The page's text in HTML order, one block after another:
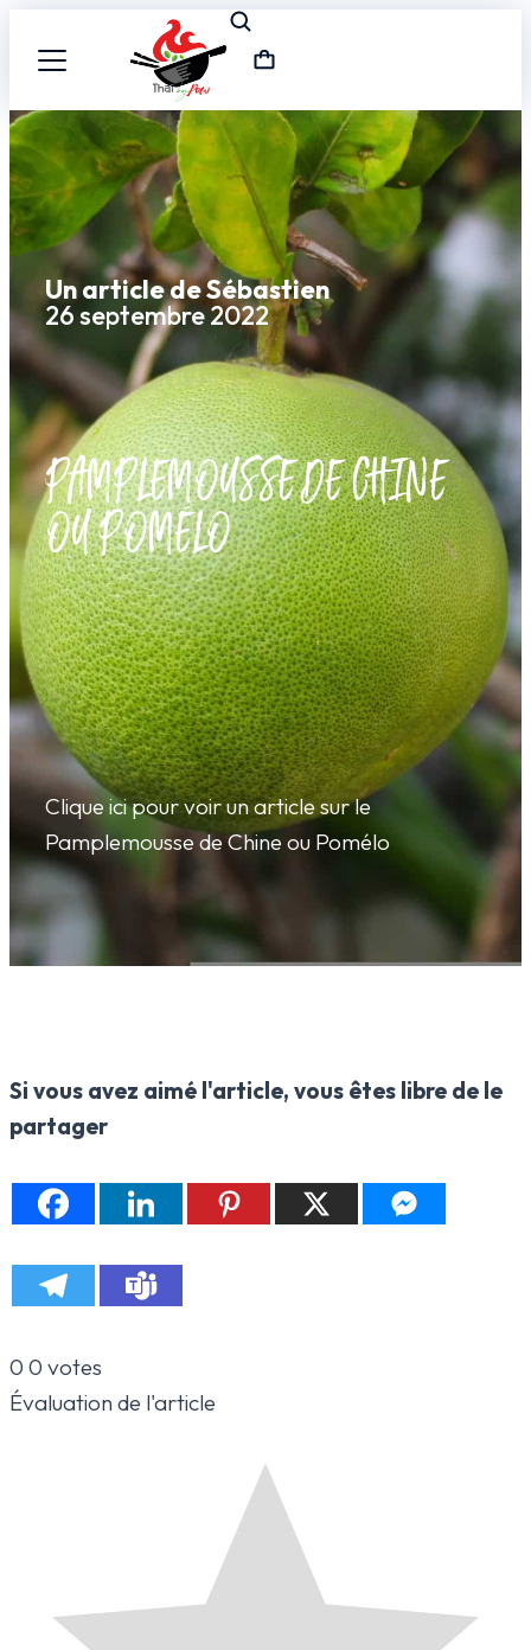
Un article de Sébastien
26 septembre 2022
PAMPLEMOUSSE DE CHINE
OU POMÉLO
Clique ici pour voir un article sur le
Pamplemousse de Chine ou Pomélo
Si vous avez aimé l'article, vous êtes libre de le
partager
0 0 votes
Évaluation de l'article